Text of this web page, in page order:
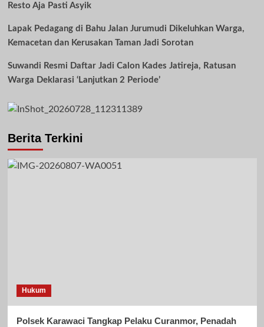
Resto Aja Pasti Asyik
Lapak Pedagang di Bahu Jalan Jurumudi Dikeluhkan Warga,
Kemacetan dan Kerusakan Taman Jadi Sorotan
Suwandi Resmi Daftar Jadi Calon Kades Jatireja, Ratusan
Warga Deklarasi ‘Lanjutkan 2 Periode’
Berita Terkini
Hukum
Polsek Karawaci Tangkap Pelaku Curanmor, Penadah